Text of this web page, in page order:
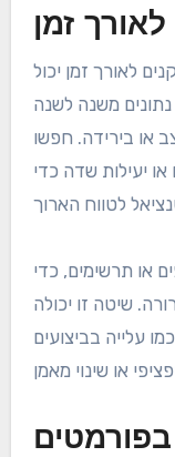
זמן
לאורך זמן יכול
נתונים משנה לשנה
או בירידה. חפשו
יעילות שדה כדי
או תרשימים, כדי
שיטה זו יכולה
עלייה בביצועים